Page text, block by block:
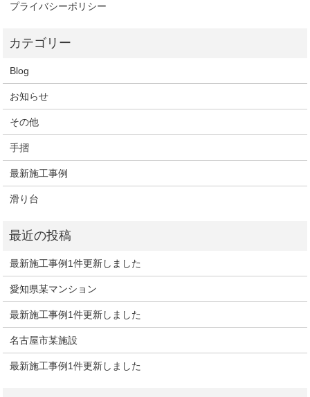
プライバシーポリシー
Blog
お知らせ
その他
手摺
最新施工事例
滑り台
最新施工事例1件更新しました
愛知県某マンション
最新施工事例1件更新しました
名古屋市某施設
最新施工事例1件更新しました